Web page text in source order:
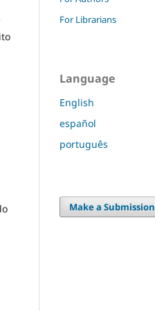
For Librarians
Language
English
español
português
Make a Submission